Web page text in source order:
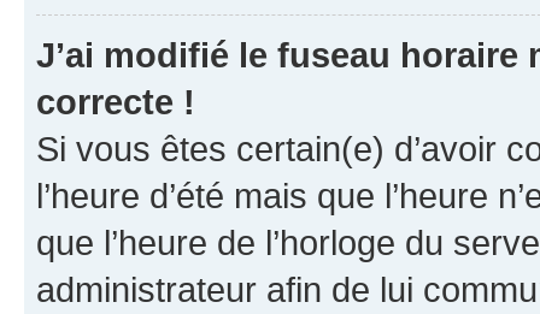
J’ai modifié le fuseau horaire
correcte !
Si vous êtes certain(e) d’avoir
l’heure d’été mais que l’heure
que l’heure de l’horloge du
administrateur afin de lui